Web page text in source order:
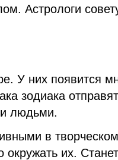
Астрологи
У них появится
зодиака
людьми.
в
окружать их.